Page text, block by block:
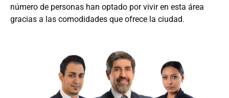
número de personas han optado por vivir en esta área
gracias a las comodidades que ofrece la ciudad.